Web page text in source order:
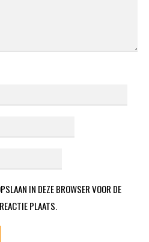
IN DEZE BROWSER VOOR DE
PLAATS.